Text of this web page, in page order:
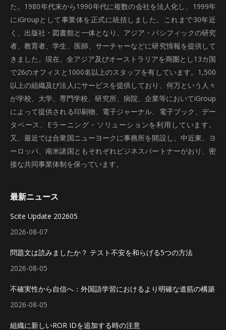
た。1980年代末から1990年代に複数の会社を法人化し、1999年
にiGroupとして事業体を正式に統括しました。これまで30年近
く、出版社・図書館と一体となり、アジア・パシフィックの研究
者、教育者、学生、医師、サーチャーなどに研究情報を提供して
きました。現在、全アジア及びオーストラリアを商圏とし13カ国
で26のオフィスと1000名以上のスタッフを有しています。1,500
以上の組織及び法人にサービスを提供しており、何万という人々
が学校、大学、専門学校、研究所、病院、企業等においてiGroup
によって提供される印刷物、電子ジャーナル、電子ブック、デー
タベース、Eラーニング・ソリューションを利用しています。
又、最近では合衆国ニューヨークに事務所を開設し、中近東、ヨ
ーロッパ、南米諸国ともそれぞれビジネスパートナーがおり、密
接な共同事業体制を保っています。
最新ニュース
Scite Update 202605
2026-08-07
問題文は読みましたか？ テスト不安を和らげる5つの方法
2026-08-05
不確実性から自信へ：外国語学習におけるより明確な道筋の構築
2026-08-05
組織に新しいROR IDを追加する時の注意